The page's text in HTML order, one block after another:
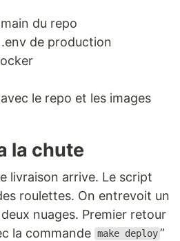
du repo
de production
le repo et les images
la chute
livraison arrive. Le script
roulettes. On entrevoit un
nuages. Premier retour
la commande make deploy ”